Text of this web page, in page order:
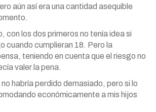
aún así era una cantidad asequible
con los dos primeros no tenía idea si
cuando cumplieran 18. Pero la
teniendo en cuenta que el riesgo no
valer la pena.
habría perdido demasiado, pero si lo
económicamente a mis hijos